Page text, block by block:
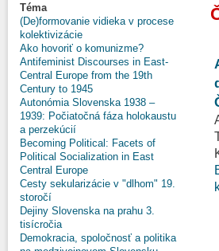
Téma
(De)formovanie vidieka v procese
kolektivizácie
Ako hovoriť o komunizme?
Antifeminist Discourses in East-
Central Europe from the 19th
Century to 1945
Autonómia Slovenska 1938 –
1939: Počiatočná fáza holokaustu
a perzekúcií
Becoming Political: Facets of
Political Socialization in East
Central Europe
Cesty sekularizácie v "dlhom" 19.
storočí
Dejiny Slovenska na prahu 3.
tisícročia
Demokracia, spoločnosť a politika